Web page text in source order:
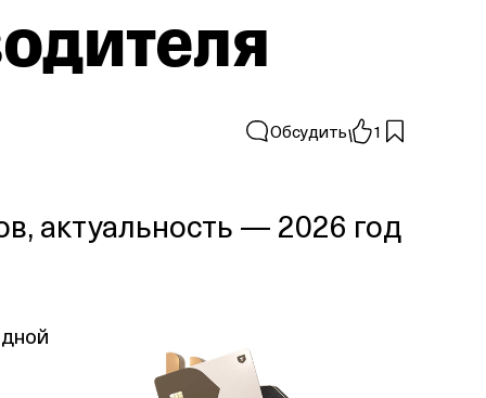
Обсудить 1
актуальность — 2026 год